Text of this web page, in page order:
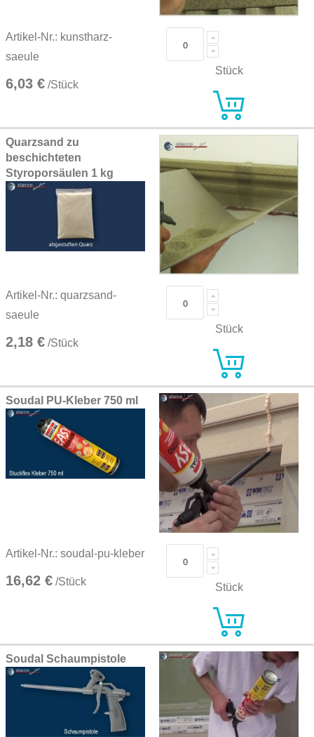
Artikel-Nr.: kunstharz-
saeule
6,03 € /Stück
Stück
Quarzsand zu
beschichteten
Styroporsäulen 1 kg
Artikel-Nr.: quarzsand-
saeule
2,18 € /Stück
Stück
Soudal PU-Kleber 750 ml
Artikel-Nr.: soudal-pu-kleber
16,62 € /Stück Stück
Soudal Schaumpistole